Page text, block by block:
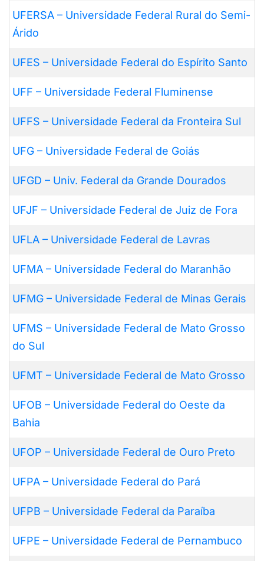
UFERSA – Universidade Federal Rural do Semi-
Árido
UFES – Universidade Federal do Espírito Santo
UFF – Universidade Federal Fluminense
UFFS – Universidade Federal da Fronteira Sul
UFG – Universidade Federal de Goiás
UFGD – Univ. Federal da Grande Dourados
UFJF – Universidade Federal de Juiz de Fora
UFLA – Universidade Federal de Lavras
UFMA – Universidade Federal do Maranhão
UFMG – Universidade Federal de Minas Gerais
UFMS – Universidade Federal de Mato Grosso
do Sul
UFMT – Universidade Federal de Mato Grosso
UFOB – Universidade Federal do Oeste da
Bahia
UFOP – Universidade Federal de Ouro Preto
UFPA – Universidade Federal do Pará
UFPB – Universidade Federal da Paraíba
UFPE – Universidade Federal de Pernambuco